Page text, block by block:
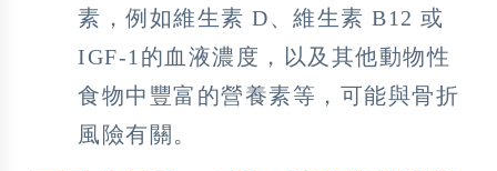
素，例如維生素 D、維生素 B12 或
IGF-1的血液濃度，以及其他動物性
食物中豐富的營養素等，可能與骨折
風險有關。